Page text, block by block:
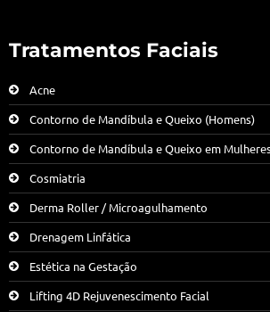
Tratamentos Faciais
Acne
Contorno de Mandíbula e Queixo (Homens)
Contorno de Mandíbula e Queixo em
Cosmiatria
Derma Roller / Microagulhamento
Drenagem Linfática
Estética na Gestação
Lifting 4D Rejuvenescimento Facial